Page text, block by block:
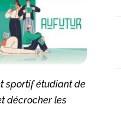
sportif étudiant de
décrocher les